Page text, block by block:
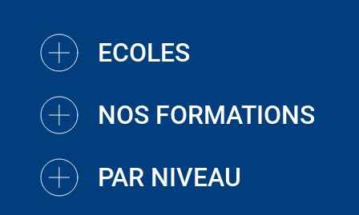
ECOLES
NOS FORMATIONS
PAR NIVEAU